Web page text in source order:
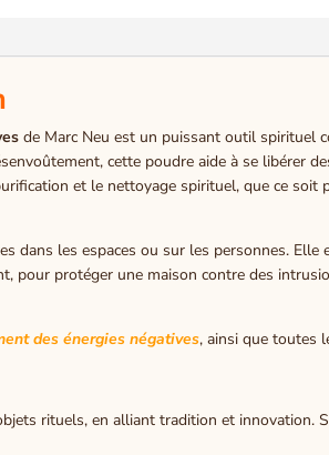
de Marc Neu est un puissant outil spirituel
cette poudre aide à se libérer
et le nettoyage spirituel, que ce soit
dans les espaces ou sur les personnes. Elle
pour protéger une maison contre des
des énergies négatives, ainsi que toutes
rituels, en alliant tradition et innovation.